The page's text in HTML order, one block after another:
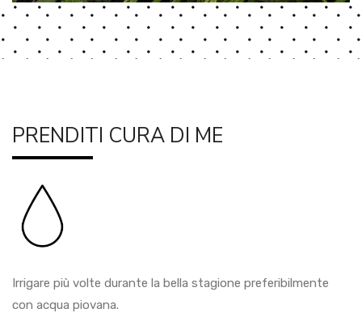
PRENDITI CURA DI ME
Irrigare più volte durante la bella stagione preferibilmente
con acqua piovana.